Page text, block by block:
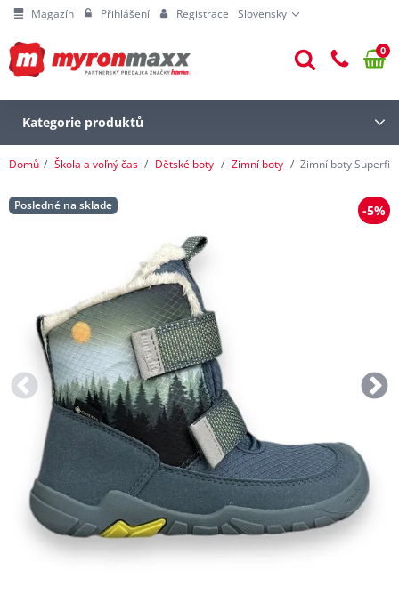
Magazín Přihlášení Registrace Slovensky
0
Kategorie produktů
Domů Škola a voľný čas Dětské boty Zimní boty Zimní boty Superfit
Posledné na sklade -5%